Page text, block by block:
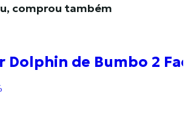
comprou também
Dolphin de Bumbo 2